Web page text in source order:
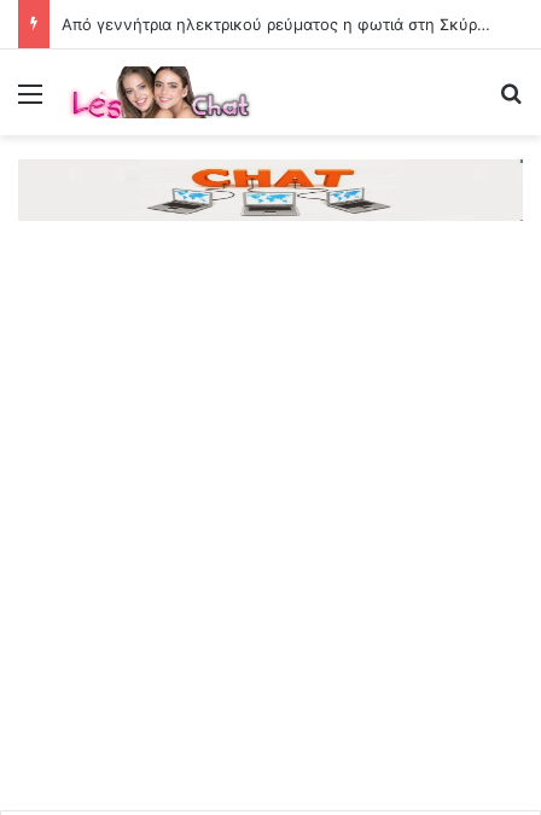
Από γεννήτρια ηλεκτρικού ρεύματος η φωτιά στη Σκύρο – Συνελήφθη 63χρονη
Menu